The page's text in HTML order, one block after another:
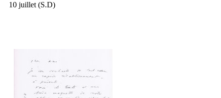
10 juillet (S.D)